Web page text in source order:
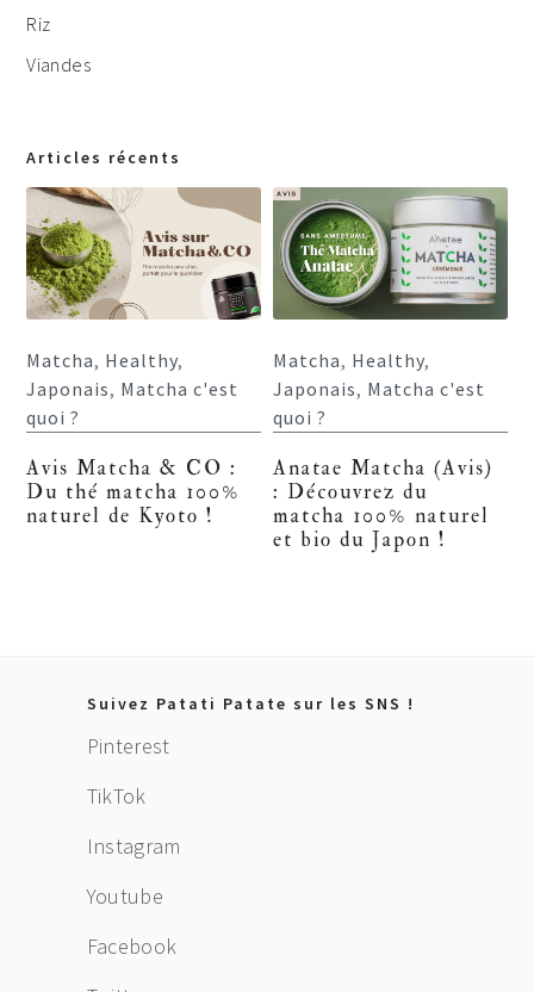
Riz
Viandes
Articles récents
Matcha, Healthy,
Japonais, Matcha c'est
quoi ?
Avis Matcha & CO :
Du thé matcha 100%
naturel de Kyoto !
Matcha, Healthy,
Japonais, Matcha c'est
quoi ?
Anatae Matcha (Avis)
: Découvrez du
matcha 100% naturel
et bio du Japon !
FooterSuivez Patati Patate sur les SNS !
Pinterest
TikTok
Instagram
Youtube
Facebook